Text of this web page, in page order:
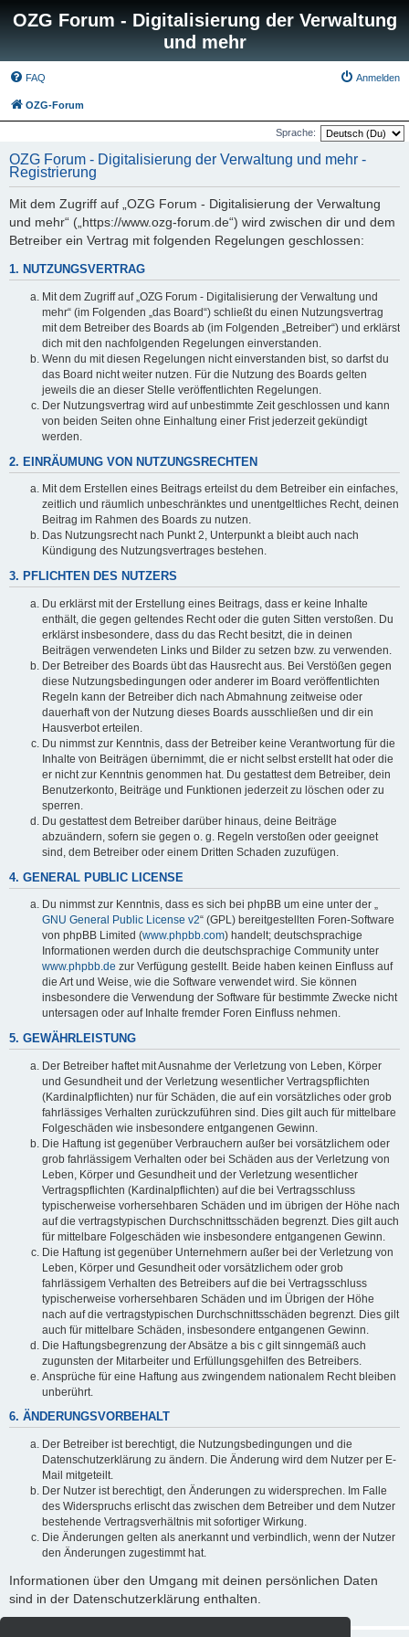
OZG Forum - Digitalisierung der Verwaltung
und mehr
FAQ Anmelden
OZG-Forum
Sprache:
OZG Forum - Digitalisierung der Verwaltung und mehr -
Registrierung
Mit dem Zugriff auf „OZG Forum - Digitalisierung der Verwaltung
und mehr“ („https://www.ozg-forum.de“) wird zwischen dir und dem
Betreiber ein Vertrag mit folgenden Regelungen geschlossen:
1. NUTZUNGSVERTRAG
Mit dem Zugriff auf „OZG Forum - Digitalisierung der Verwaltung und
mehr“ (im Folgenden „das Board“) schließt du einen Nutzungsvertrag
mit dem Betreiber des Boards ab (im Folgenden „Betreiber“) und erklärst
dich mit den nachfolgenden Regelungen einverstanden.
Wenn du mit diesen Regelungen nicht einverstanden bist, so darfst du
das Board nicht weiter nutzen. Für die Nutzung des Boards gelten
jeweils die an dieser Stelle veröffentlichten Regelungen.
Der Nutzungsvertrag wird auf unbestimmte Zeit geschlossen und kann
von beiden Seiten ohne Einhaltung einer Frist jederzeit gekündigt
werden.
2. EINRÄUMUNG VON NUTZUNGSRECHTEN
Mit dem Erstellen eines Beitrags erteilst du dem Betreiber ein einfaches,
zeitlich und räumlich unbeschränktes und unentgeltliches Recht, deinen
Beitrag im Rahmen des Boards zu nutzen.
Das Nutzungsrecht nach Punkt 2, Unterpunkt a bleibt auch nach
Kündigung des Nutzungsvertrages bestehen.
3. PFLICHTEN DES NUTZERS
Du erklärst mit der Erstellung eines Beitrags, dass er keine Inhalte
enthält, die gegen geltendes Recht oder die guten Sitten verstoßen. Du
erklärst insbesondere, dass du das Recht besitzt, die in deinen
Beiträgen verwendeten Links und Bilder zu setzen bzw. zu verwenden.
Der Betreiber des Boards übt das Hausrecht aus. Bei Verstößen gegen
diese Nutzungsbedingungen oder anderer im Board veröffentlichten
Regeln kann der Betreiber dich nach Abmahnung zeitweise oder
dauerhaft von der Nutzung dieses Boards ausschließen und dir ein
Hausverbot erteilen.
Du nimmst zur Kenntnis, dass der Betreiber keine Verantwortung für die
Inhalte von Beiträgen übernimmt, die er nicht selbst erstellt hat oder die
er nicht zur Kenntnis genommen hat. Du gestattest dem Betreiber, dein
Benutzerkonto, Beiträge und Funktionen jederzeit zu löschen oder zu
sperren.
Du gestattest dem Betreiber darüber hinaus, deine Beiträge
abzuändern, sofern sie gegen o. g. Regeln verstoßen oder geeignet
sind, dem Betreiber oder einem Dritten Schaden zuzufügen.
4. GENERAL PUBLIC LICENSE
Du nimmst zur Kenntnis, dass es sich bei phpBB um eine unter der „
GNU General Public License v2“ (GPL) bereitgestellten Foren-Software
von phpBB Limited (www.phpbb.com) handelt; deutschsprachige
Informationen werden durch die deutschsprachige Community unter
www.phpbb.de zur Verfügung gestellt. Beide haben keinen Einfluss auf
die Art und Weise, wie die Software verwendet wird. Sie können
insbesondere die Verwendung der Software für bestimmte Zwecke nicht
untersagen oder auf Inhalte fremder Foren Einfluss nehmen.
5. GEWÄHRLEISTUNG
Der Betreiber haftet mit Ausnahme der Verletzung von Leben, Körper
und Gesundheit und der Verletzung wesentlicher Vertragspflichten
(Kardinalpflichten) nur für Schäden, die auf ein vorsätzliches oder grob
fahrlässiges Verhalten zurückzuführen sind. Dies gilt auch für mittelbare
Folgeschäden wie insbesondere entgangenen Gewinn.
Die Haftung ist gegenüber Verbrauchern außer bei vorsätzlichem oder
grob fahrlässigem Verhalten oder bei Schäden aus der Verletzung von
Leben, Körper und Gesundheit und der Verletzung wesentlicher
Vertragspflichten (Kardinalpflichten) auf die bei Vertragsschluss
typischerweise vorhersehbaren Schäden und im übrigen der Höhe nach
auf die vertragstypischen Durchschnittsschäden begrenzt. Dies gilt auch
für mittelbare Folgeschäden wie insbesondere entgangenen Gewinn.
Die Haftung ist gegenüber Unternehmern außer bei der Verletzung von
Leben, Körper und Gesundheit oder vorsätzlichem oder grob
fahrlässigem Verhalten des Betreibers auf die bei Vertragsschluss
typischerweise vorhersehbaren Schäden und im Übrigen der Höhe
nach auf die vertragstypischen Durchschnittsschäden begrenzt. Dies gilt
auch für mittelbare Schäden, insbesondere entgangenen Gewinn.
Die Haftungsbegrenzung der Absätze a bis c gilt sinngemäß auch
zugunsten der Mitarbeiter und Erfüllungsgehilfen des Betreibers.
Ansprüche für eine Haftung aus zwingendem nationalem Recht bleiben
unberührt.
6. ÄNDERUNGSVORBEHALT
Der Betreiber ist berechtigt, die Nutzungsbedingungen und die
Datenschutzerklärung zu ändern. Die Änderung wird dem Nutzer per E-
Mail mitgeteilt.
Der Nutzer ist berechtigt, den Änderungen zu widersprechen. Im Falle
des Widerspruchs erlischt das zwischen dem Betreiber und dem Nutzer
bestehende Vertragsverhältnis mit sofortiger Wirkung.
Die Änderungen gelten als anerkannt und verbindlich, wenn der Nutzer
den Änderungen zugestimmt hat.
Informationen über den Umgang mit deinen persönlichen Daten
sind in der Datenschutzerklärung enthalten.